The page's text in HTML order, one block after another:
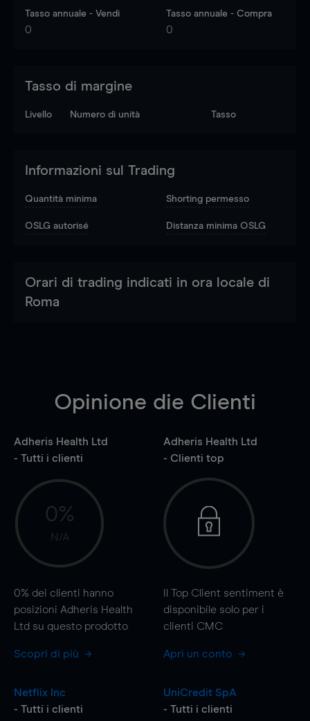
Tasso annuale - Vendi
0
Tasso annuale - Compra
0
Tasso di margine
Livello Numero di unità Tasso
Informazioni sul Trading
Quantità minima Shorting permesso
OSLG autorisé Distanza minima OSLG
Orari di trading indicati in ora locale di
Roma
Opinione die Clienti
Adheris Health Ltd
- Tutti i clienti
0%
N/A
0% dei clienti hanno
posizioni Adheris Health
Ltd su questo prodotto
Scopri di più
Adheris Health Ltd
- Clienti top
Il Top Client sentiment è
disponibile solo per i
clienti CMC
Apri un conto
Netflix Inc
- Tutti i clienti
UniCredit SpA
- Tutti i clienti